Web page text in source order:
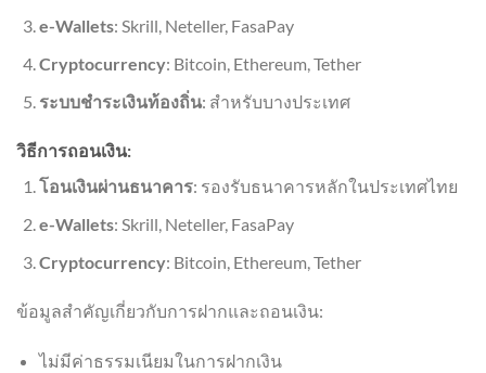
e-Wallets: Skrill, Neteller, FasaPay
Cryptocurrency: Bitcoin, Ethereum, Tether
ระบบชำระเงินท้องถิ่น: สำหรับบางประเทศ
วิธีการถอนเงิน:
โอนเงินผ่านธนาคาร: รองรับธนาคารหลักในประเทศไทย
e-Wallets: Skrill, Neteller, FasaPay
Cryptocurrency: Bitcoin, Ethereum, Tether
ข้อมูลสำคัญเกี่ยวกับการฝากและถอนเงิน:
ไม่มีค่าธรรมเนียมในการฝากเงิน